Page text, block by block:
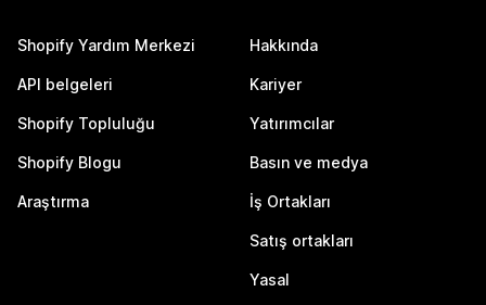
Shopify Yardım Merkezi
API belgeleri
Shopify Topluluğu
Shopify Blogu
Araştırma
Hakkında
Kariyer
Yatırımcılar
Basın ve medya
İş Ortakları
Satış ortakları
Yasal